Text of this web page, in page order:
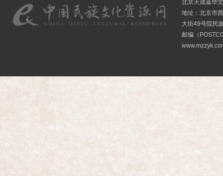
北京天成嘉华
地址：北京市
大街49号院民
邮编（